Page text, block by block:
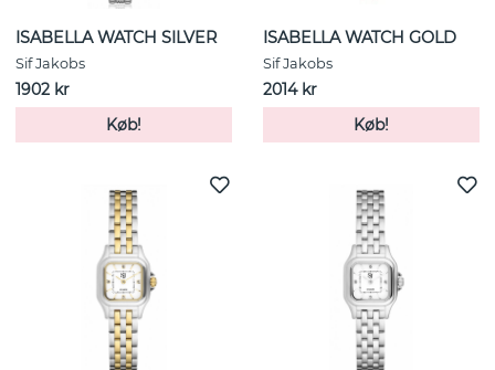
ISABELLA WATCH SILVER
Sif Jakobs
1902 kr
Køb!
ISABELLA WATCH GOLD
Sif Jakobs
2014 kr
Køb!